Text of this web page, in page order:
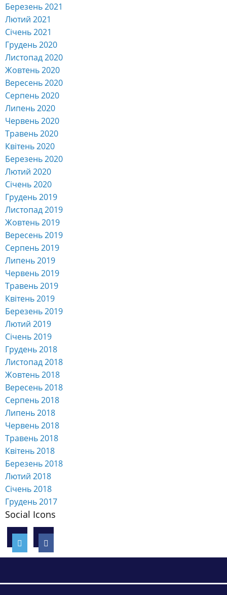
Березень 2021
Лютий 2021
Січень 2021
Грудень 2020
Листопад 2020
Жовтень 2020
Вересень 2020
Серпень 2020
Липень 2020
Червень 2020
Травень 2020
Квітень 2020
Березень 2020
Лютий 2020
Січень 2020
Грудень 2019
Листопад 2019
Жовтень 2019
Вересень 2019
Серпень 2019
Липень 2019
Червень 2019
Травень 2019
Квітень 2019
Березень 2019
Лютий 2019
Січень 2019
Грудень 2018
Листопад 2018
Жовтень 2018
Вересень 2018
Серпень 2018
Липень 2018
Червень 2018
Травень 2018
Квітень 2018
Березень 2018
Лютий 2018
Січень 2018
Грудень 2017
Social Icons